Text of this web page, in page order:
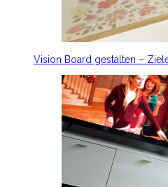
Vision Board gestalten –